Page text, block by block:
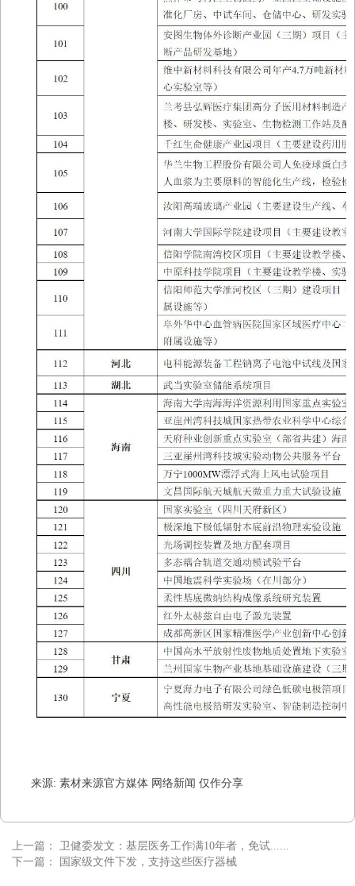
来源: 素材来源官方媒体 网络新闻 仅作分享
上一篇：
卫健委发文：基层医务工作满10年者，免试......
下一篇：
国家级文件下发，支持这些医疗器械